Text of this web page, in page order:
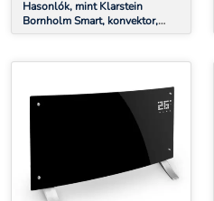
Hasonlók, mint Klarstein
Bornholm Smart, konvektor,
2000 W, WiFi, LED kijelző,